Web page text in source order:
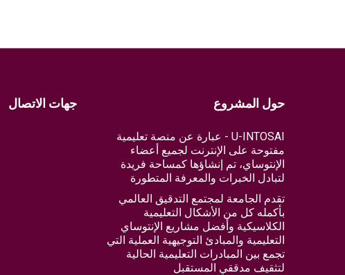
حول المشروع
U-INTOSAI - عبارة عن منصة تعليمية
مفتوحة على الإنترنت لجميع أعضاء
الإنتوساي، تم إنشاؤها كمساحة فريدة
لتبادل الخبرات والمعرفة المتطورة
تقدم الجامعة لمجتمع التدقيق العالمي
بأكمله كل من الأشكال التعليمية
الكلاسيكية وأفضل مشاريع الإنتوساي
التعليمية والمبادئ التوجيهية العملية التي
تجمع بين المبادرات التعليمية الحالية
لتثقيف مدققي المستقبل
جهات الاتصال